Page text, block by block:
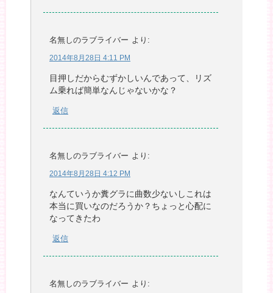
名無しのラブライバー より:
2014年8月28日 4:11 PM
目押しだからむずかしいんであって、リズ
ム乗れば簡単なんじゃないかな？
返信
名無しのラブライバー より:
2014年8月28日 4:12 PM
なんていうか糞グラに曲数少ないしこれは
本当に買いなのだろうか？ちょっと心配に
なってきたわ
返信
名無しのラブライバー より: